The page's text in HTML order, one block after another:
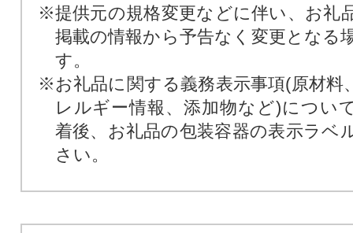
※提供元の規格変更などに伴い、お礼
掲載の情報から予告なく変更となる
す。
※お礼品に関する義務表示事項(原材料
レルギー情報、添加物など)につい
着後、お礼品の包装容器の表示ラベ
さい。